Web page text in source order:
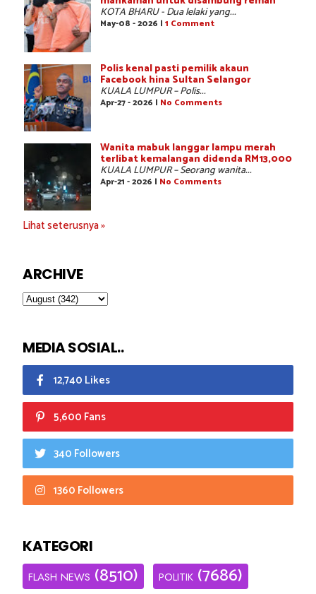
KOTA BHARU - Dua lelaki yang...
May-08 - 2026 | 1 Comment
Polis kenal pasti pemilik akaun
Facebook hina Sultan Selangor
KUALA LUMPUR – Polis...
Apr-27 - 2026 | No Comments
Wanita mabuk langgar lampu merah
terlibat kemalangan didenda RM13,000
KUALA LUMPUR – Seorang wanita...
Apr-21 - 2026 | No Comments
Lihat seterusnya »
ARCHIVE
MEDIA SOSIAL..
12,740 Likes
5,600 Fans
340 Followers
1360 Followers
KATEGORI
FLASH NEWS (8510) POLITIK (7686)